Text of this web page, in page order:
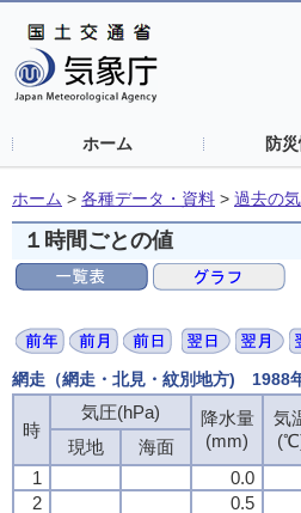
ホーム 防
ホーム > 各種データ・資料 > 過去の
１時間ごとの値
網走（網走・北見・紋別地方) 1988
時
気圧(hPa)
降水量
(mm)
気
現地
海面
1
0.0
2
0.5